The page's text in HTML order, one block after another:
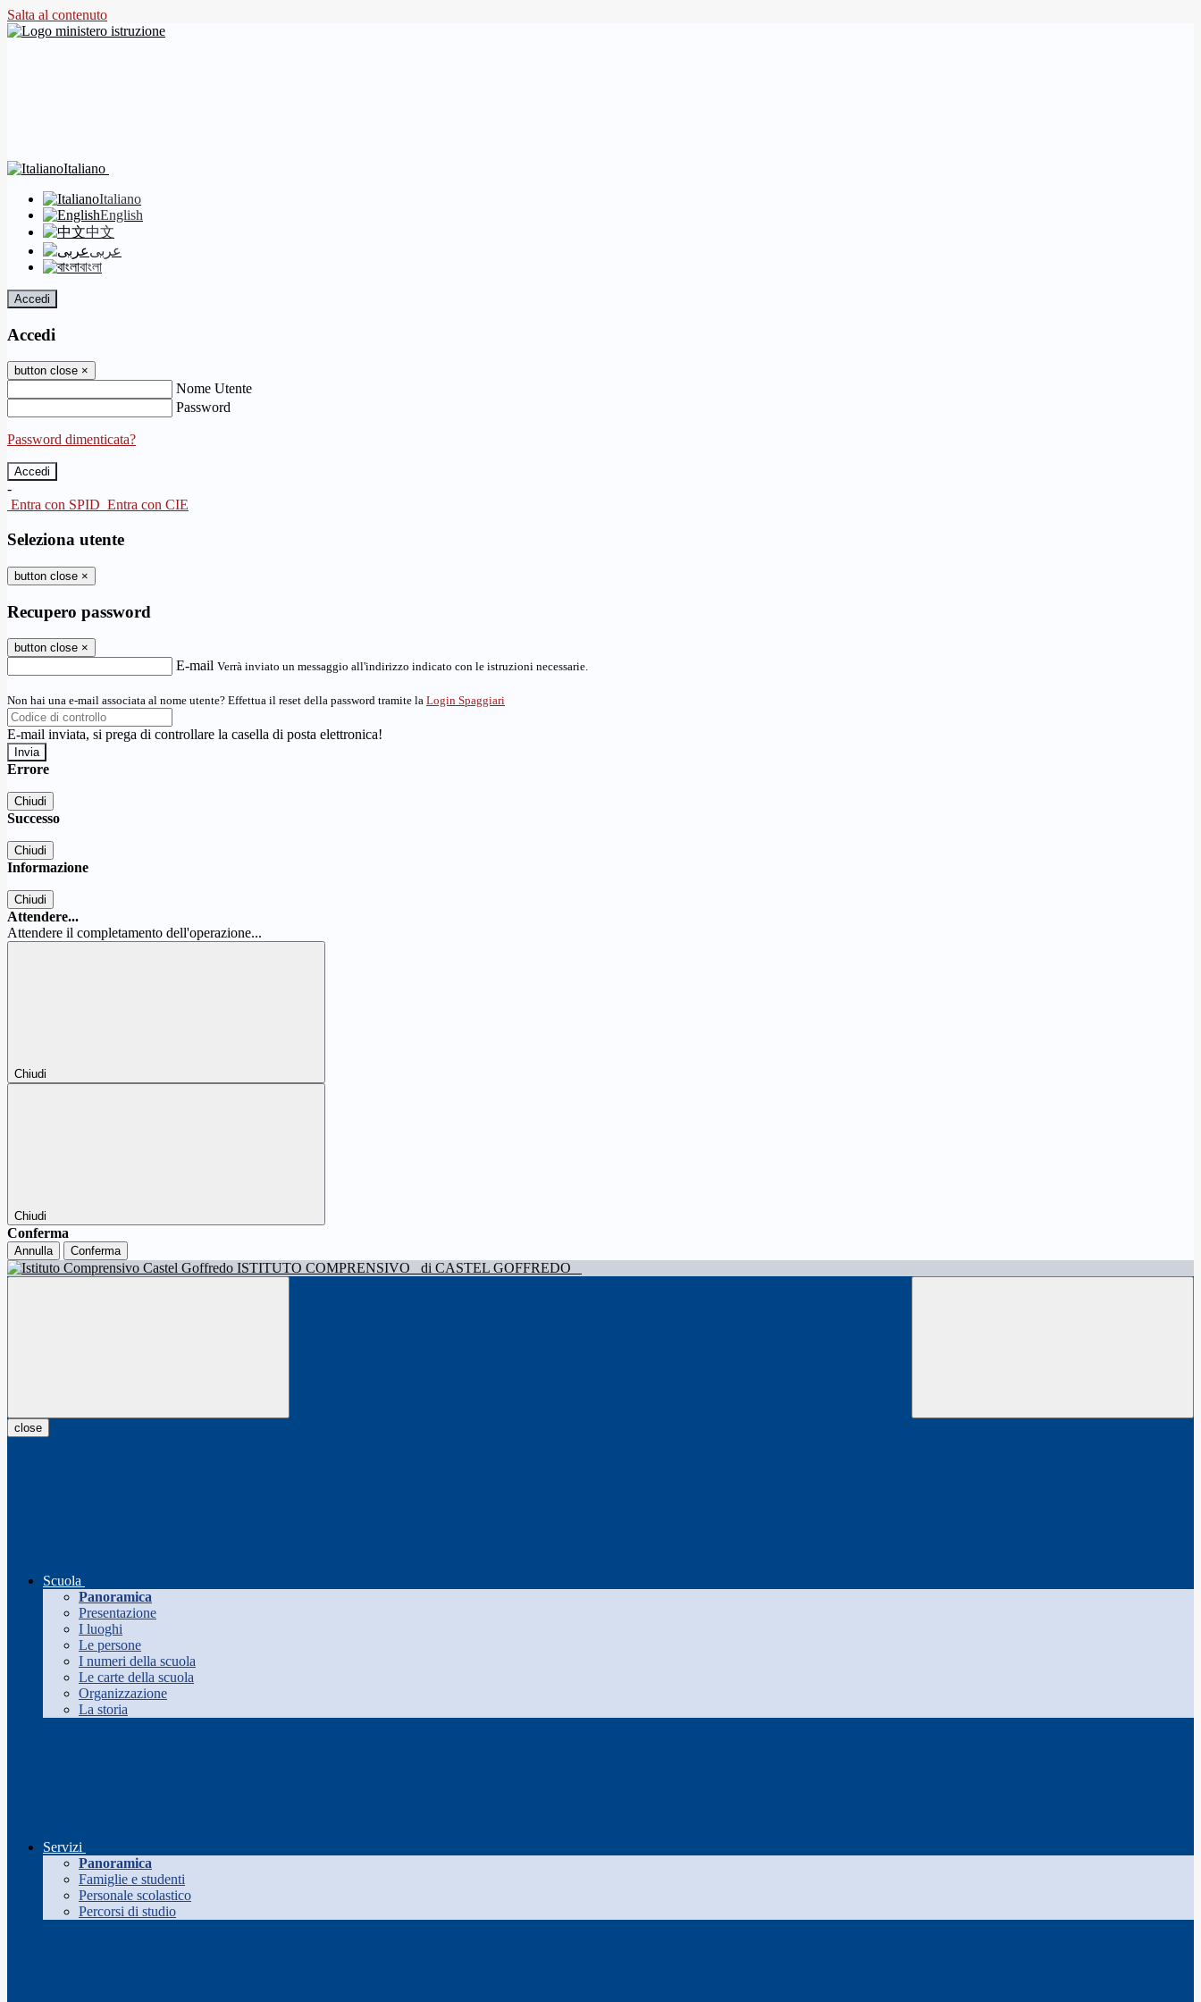
Salta al contenuto
Italiano
Italiano
English
中文
عربى
বাংলা
Accedi
Accedi
button close ×
Nome Utente
Password
Password dimenticata?
-
Entra con SPID Entra con CIE
Seleziona utente
button close ×
Recupero password
button close ×
E-mail Verrà inviato un messaggio all'indirizzo indicato con le istruzioni necessarie.
Non hai una e-mail associata al nome utente? Effettua il reset della password tramite la Login Spaggiari
E-mail inviata, si prega di controllare la casella di posta elettronica!
Errore
Chiudi
Successo
Chiudi
Informazione
Chiudi
Attendere...
Attendere il completamento dell'operazione...
Chiudi
Chiudi
Conferma
Annulla Conferma
ISTITUTO COMPRENSIVO di CASTEL GOFFREDO
close
Scuola
Panoramica
Presentazione
I luoghi
Le persone
I numeri della scuola
Le carte della scuola
Organizzazione
La storia
Servizi
Panoramica
Famiglie e studenti
Personale scolastico
Percorsi di studio